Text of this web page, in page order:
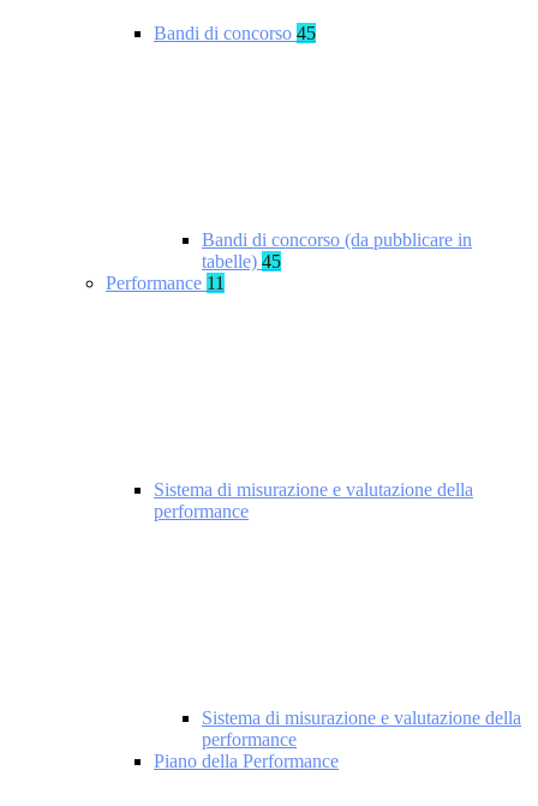
Bandi di concorso 45
Bandi di concorso (da pubblicare in
tabelle) 45
Performance 11
Sistema di misurazione e valutazione della
performance
Sistema di misurazione e valutazione della
performance
Piano della Performance